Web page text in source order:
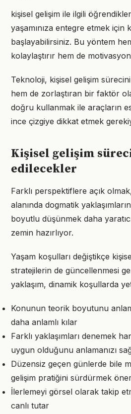
kişisel gelişim ile ilgili
yaşamınıza entegre etmek için
başlayabilirsiniz. Bu yöntem
kolaylaştırır hem de
Teknoloji, kişisel gelişim
hem de zorlaştıran bir faktör
doğru kullanmak ile araçların
ince çizgiye dikkat etmek
Kişisel gelişim
edilecekler
Farklı perspektiflere açık
alanında dogmatik
boyutlu düşünmek daha
zemin hazırlıyor.
Yaşam koşulları değiştikçe
stratejilerin de güncellenmesi
yaklaşım, dinamik koşullarda
Konunun teorik boyutunu
daha anlamlı kılar
Farklı yaklaşımları denemek
uygun olduğunu anlamanızı
Düzensiz geçen günlerde bile
gelişim pratiğini sürdürmek
İlerlemeyi görsel olarak takip
canlı tutar